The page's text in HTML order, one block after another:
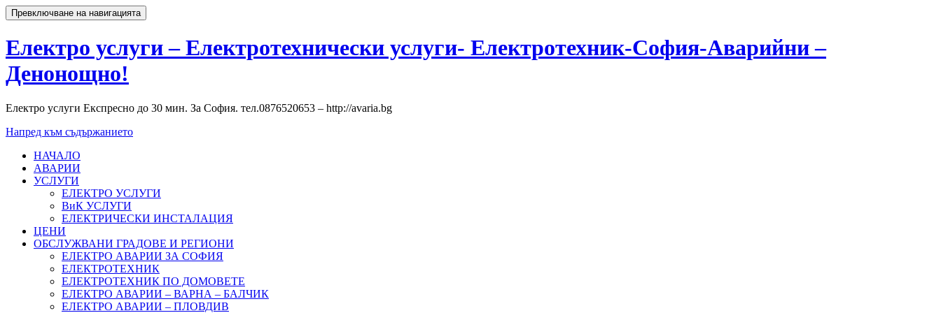
Превключване на навигацията
Електро услуги – Електротехнически услуги- Електротехник-София-Аварийни –
Денонощно!
Електро услуги Експресно до 30 мин. За София. тел.0876520653 – http://avaria.bg
Напред към съдържанието
НАЧАЛО
АВАРИИ
УСЛУГИ
ЕЛЕКТРО УСЛУГИ
ВиК УСЛУГИ
ЕЛЕКТРИЧЕСКИ ИНСТАЛАЦИЯ
ЦЕНИ
ОБСЛУЖВАНИ ГРАДОВЕ И РЕГИОНИ
ЕЛЕКТРО АВАРИИ ЗА СОФИЯ
ЕЛЕКТРОТЕХНИК
ЕЛЕКТРОТЕХНИК ПО ДОМОВЕТЕ
ЕЛЕКТРО АВАРИИ – ВАРНА – БАЛЧИК
ЕЛЕКТРО АВАРИИ – ПЛОВДИВ